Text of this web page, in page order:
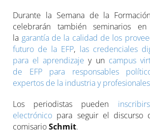
Durante la Semana de la
celebrarán también seminarios
la garantía de la calidad de los
futuro de la EFP, las credenciales
para el aprendizaje y un campus
de EFP para responsables
expertos de la industria y profesionales
Los periodistas pueden
electrónico para seguir el discurso
comisarioSchmit.